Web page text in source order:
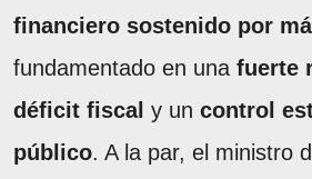
financiero sostenido por
fundamentado en una fuerte
déficit fiscal y un control
público. A la par, el ministro